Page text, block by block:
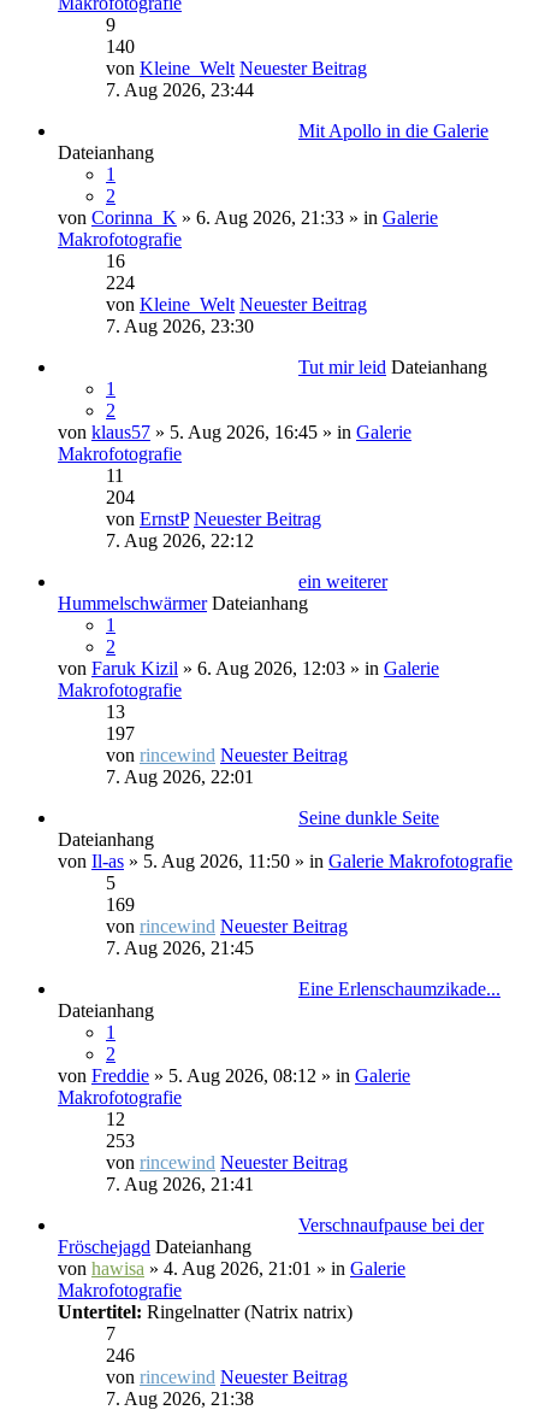
9
140
von Kleine_Welt Neuester Beitrag
7. Aug 2026, 23:44
Mit Apollo in die Galerie
Dateianhang
1
2
von Corinna_K » 6. Aug 2026, 21:33 » in Galerie
Makrofotografie
16
224
von Kleine_Welt Neuester Beitrag
7. Aug 2026, 23:30
Tut mir leid Dateianhang
1
2
von klaus57 » 5. Aug 2026, 16:45 » in Galerie
Makrofotografie
11
204
von ErnstP Neuester Beitrag
7. Aug 2026, 22:12
ein weiterer
Hummelschwärmer Dateianhang
1
2
von Faruk Kizil » 6. Aug 2026, 12:03 » in Galerie
Makrofotografie
13
197
von rincewind Neuester Beitrag
7. Aug 2026, 22:01
Seine dunkle Seite
Dateianhang
von Il-as » 5. Aug 2026, 11:50 » in Galerie Makrofotografie
5
169
von rincewind Neuester Beitrag
7. Aug 2026, 21:45
Eine Erlenschaumzikade...
Dateianhang
1
2
von Freddie » 5. Aug 2026, 08:12 » in Galerie
Makrofotografie
12
253
von rincewind Neuester Beitrag
7. Aug 2026, 21:41
Verschnaufpause bei der
Fröschejagd Dateianhang
von hawisa » 4. Aug 2026, 21:01 » in Galerie
Makrofotografie
Untertitel: Ringelnatter (Natrix natrix)
7
246
von rincewind Neuester Beitrag
7. Aug 2026, 21:38